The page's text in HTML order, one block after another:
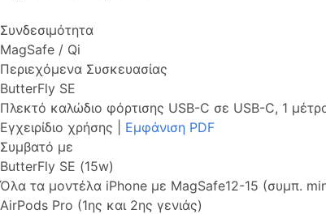
Συνδεσιμότητα
MagSafe / Qi
Περιεχόμενα Συσκευασίας
ButterFly SE
Πλεκτό καλώδιο φόρτισης USB-C σε USB-C, 1
Εγχειρίδιο χρήσης | Εμφάνιση PDF
Συμβατό με
ButterFly SE (15w)
Όλα τα μοντέλα iPhone με MagSafe12-15 (συμπ.
AirPods Pro (1ης και 2ης γενιάς)